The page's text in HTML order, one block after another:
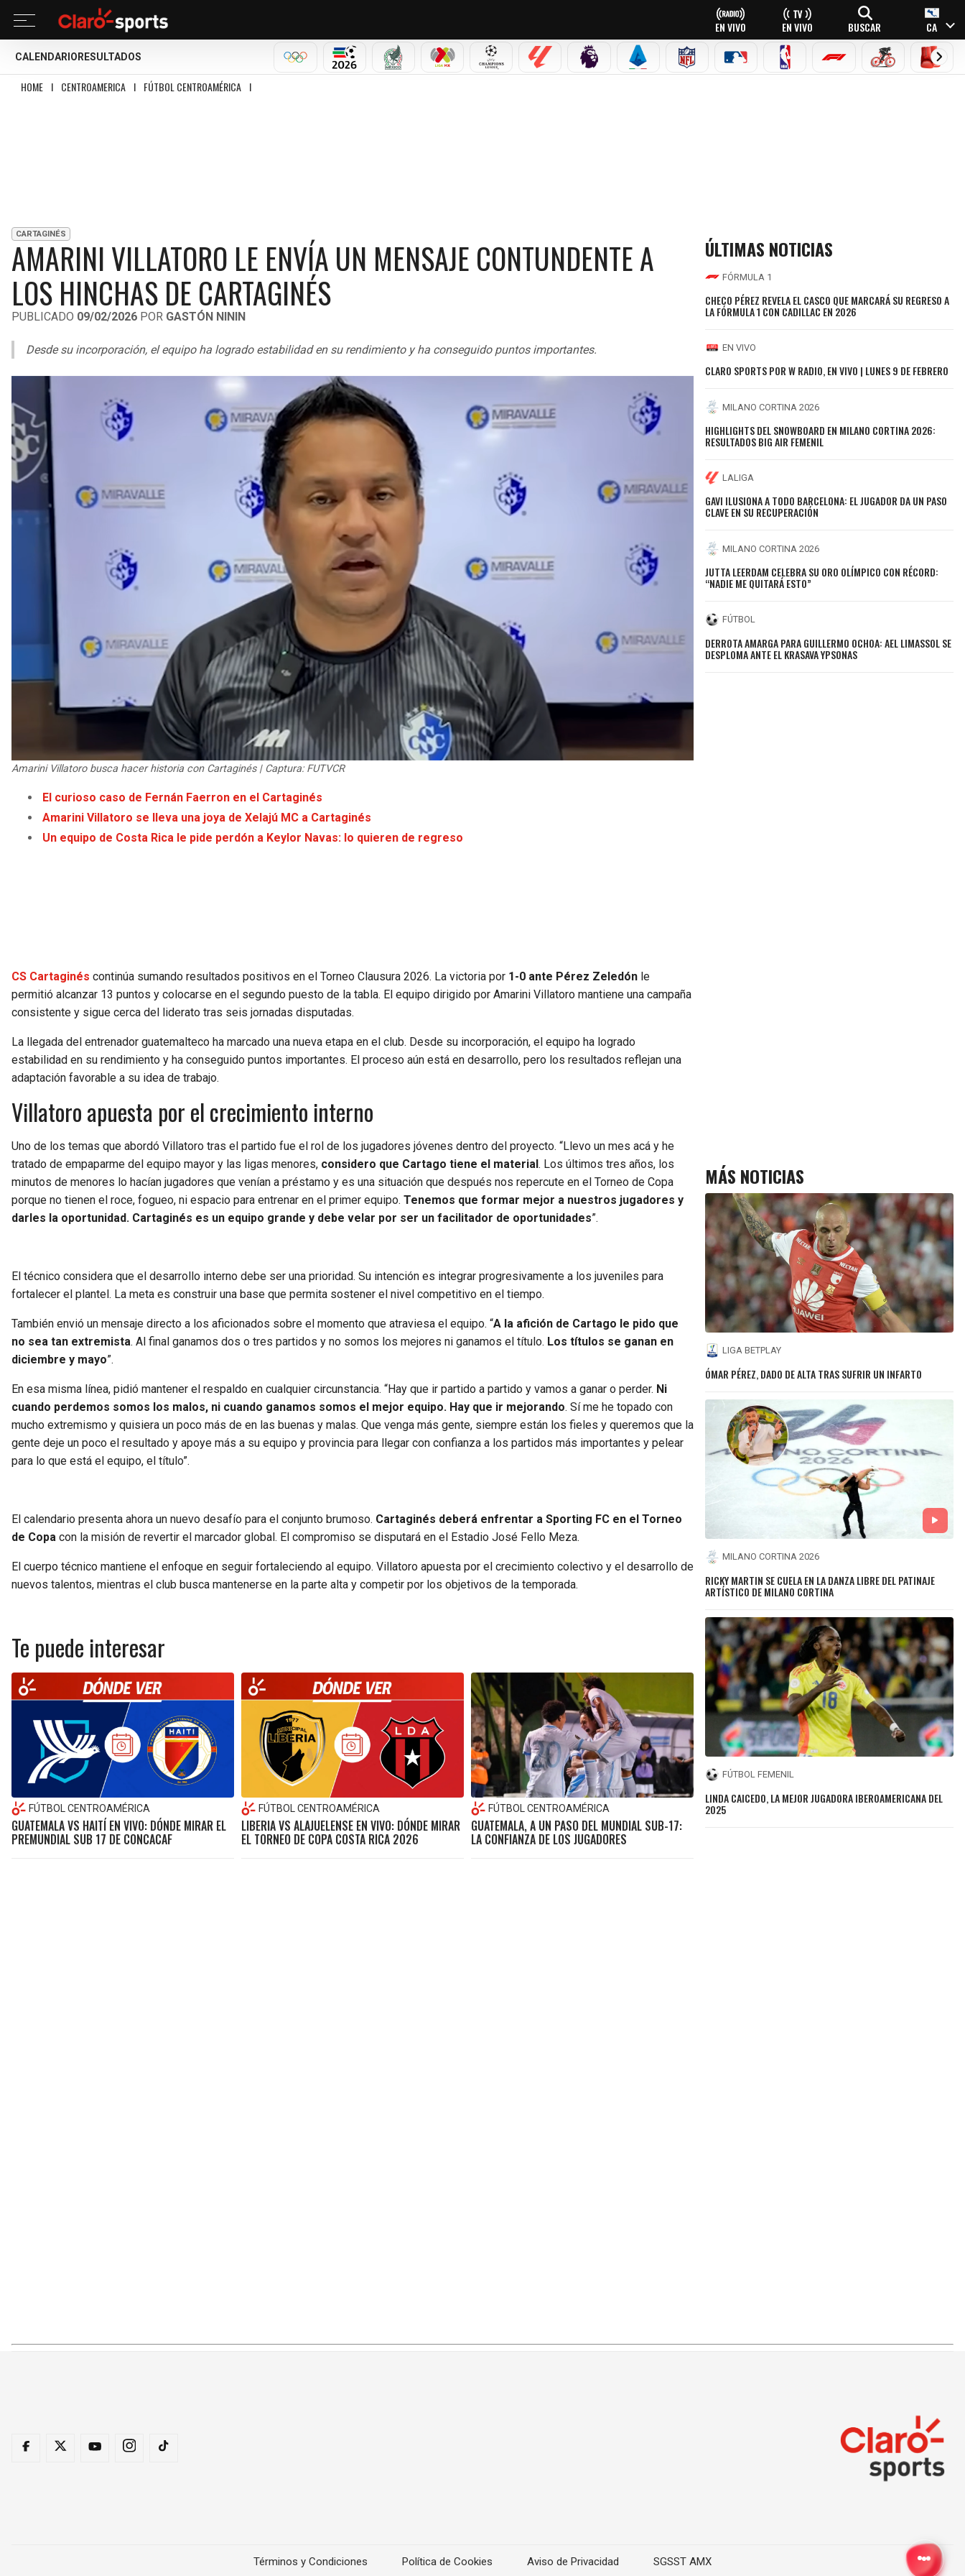
EN VIVO EN VIVO BUSCAR CA
CALENDARIO RESULTADOS
MILANO CORTINA 2026
MUNDIAL 2026SELECCIÓN MEXICANA
LIGA MX CHAMPIONS LEAGUE
LALIGA PREMIER LEAGUE
SERIE A NFL MLB NBA FÓRMULA 1CICLISMOBOXEO
HOME I CENTROAMERICA I FÚTBOL CENTROAMÉRICA I
CARTAGINÉS
AMARINI VILLATORO LE ENVÍA UN MENSAJE CONTUNDENTE A
LOS HINCHAS DE CARTAGINÉS
PUBLICADO 09/02/2026 POR GASTÓN NININ
Desde su incorporación, el equipo ha logrado estabilidad en su rendimiento y ha conseguido puntos importantes.
Amarini Villatoro busca hacer historia con Cartaginés | Captura: FUTVCR
El curioso caso de Fernán Faerron en el Cartaginés
Amarini Villatoro se lleva una joya de Xelajú MC a Cartaginés
Un equipo de Costa Rica le pide perdón a Keylor Navas: lo quieren de regreso
CS Cartaginés continúa sumando resultados positivos en el Torneo Clausura 2026. La victoria por 1-0 ante Pérez Zeledón le
permitió alcanzar 13 puntos y colocarse en el segundo puesto de la tabla. El equipo dirigido por Amarini Villatoro mantiene una campaña
consistente y sigue cerca del liderato tras seis jornadas disputadas.
La llegada del entrenador guatemalteco ha marcado una nueva etapa en el club. Desde su incorporación, el equipo ha logrado
estabilidad en su rendimiento y ha conseguido puntos importantes. El proceso aún está en desarrollo, pero los resultados reflejan una
adaptación favorable a su idea de trabajo.
Villatoro apuesta por el crecimiento interno
Uno de los temas que abordó Villatoro tras el partido fue el rol de los jugadores jóvenes dentro del proyecto. “Llevo un mes acá y he
tratado de empaparme del equipo mayor y las ligas menores, considero que Cartago tiene el material. Los últimos tres años, los
minutos de menores lo hacían jugadores que venían a préstamo y es una situación que después nos repercute en el Torneo de Copa
porque no tienen el roce, fogueo, ni espacio para entrenar en el primer equipo. Tenemos que formar mejor a nuestros jugadores y
darles la oportunidad. Cartaginés es un equipo grande y debe velar por ser un facilitador de oportunidades”.
El técnico considera que el desarrollo interno debe ser una prioridad. Su intención es integrar progresivamente a los juveniles para
fortalecer el plantel. La meta es construir una base que permita sostener el nivel competitivo en el tiempo.
También envió un mensaje directo a los aficionados sobre el momento que atraviesa el equipo. “A la afición de Cartago le pido que
no sea tan extremista. Al final ganamos dos o tres partidos y no somos los mejores ni ganamos el título. Los títulos se ganan en
diciembre y mayo”.
En esa misma línea, pidió mantener el respaldo en cualquier circunstancia. “Hay que ir partido a partido y vamos a ganar o perder. Ni
cuando perdemos somos los malos, ni cuando ganamos somos el mejor equipo. Hay que ir mejorando. Sí me he topado con
mucho extremismo y quisiera un poco más de en las buenas y malas. Que venga más gente, siempre están los fieles y queremos que la
gente deje un poco el resultado y apoye más a su equipo y provincia para llegar con confianza a los partidos más importantes y pelear
para lo que está el equipo, el título”.
El calendario presenta ahora un nuevo desafío para el conjunto brumoso. Cartaginés deberá enfrentar a Sporting FC en el Torneo
de Copa con la misión de revertir el marcador global. El compromiso se disputará en el Estadio José Fello Meza.
El cuerpo técnico mantiene el enfoque en seguir fortaleciendo al equipo. Villatoro apuesta por el crecimiento colectivo y el desarrollo de
nuevos talentos, mientras el club busca mantenerse en la parte alta y competir por los objetivos de la temporada.
Te puede interesar
FÚTBOL CENTROAMÉRICA
GUATEMALA VS HAITÍ EN VIVO: DÓNDE MIRAR EL
PREMUNDIAL SUB 17 DE CONCACAF
FÚTBOL CENTROAMÉRICA
LIBERIA VS ALAJUELENSE EN VIVO: DÓNDE MIRAR
EL TORNEO DE COPA COSTA RICA 2026
FÚTBOL CENTROAMÉRICA
GUATEMALA, A UN PASO DEL MUNDIAL SUB-17:
LA CONFIANZA DE LOS JUGADORES
ÚLTIMAS NOTICIAS
FÓRMULA 1
CHECO PÉREZ REVELA EL CASCO QUE MARCARÁ SU REGRESO A
LA FÓRMULA 1 CON CADILLAC EN 2026
EN VIVO
CLARO SPORTS POR W RADIO, EN VIVO | LUNES 9 DE FEBRERO
MILANO CORTINA 2026
HIGHLIGHTS DEL SNOWBOARD EN MILANO CORTINA 2026:
RESULTADOS BIG AIR FEMENIL
LALIGA
GAVI ILUSIONA A TODO BARCELONA: EL JUGADOR DA UN PASO
CLAVE EN SU RECUPERACIÓN
MILANO CORTINA 2026
JUTTA LEERDAM CELEBRA SU ORO OLÍMPICO CON RÉCORD:
“NADIE ME QUITARÁ ESTO”
FÚTBOL
DERROTA AMARGA PARA GUILLERMO OCHOA: AEL LIMASSOL SE
DESPLOMA ANTE EL KRASAVA YPSONAS
MÁS NOTICIAS
LIGA BETPLAY
ÓMAR PÉREZ, DADO DE ALTA TRAS SUFRIR UN INFARTO
MILANO CORTINA 2026
RICKY MARTIN SE CUELA EN LA DANZA LIBRE DEL PATINAJE
ARTÍSTICO DE MILANO CORTINA
FÚTBOL FEMENIL
LINDA CAICEDO, LA MEJOR JUGADORA IBEROAMERICANA DEL
2025
Términos y Condiciones Política de Cookies Aviso de Privacidad SGSST AMX